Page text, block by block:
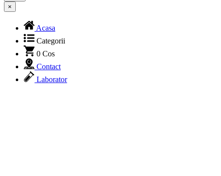
×
Acasa
Categorii
0 Cos
Contact
Laborator